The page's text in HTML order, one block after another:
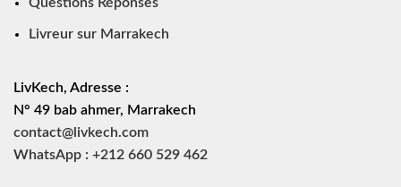
Livreur sur Marrakech
LivKech, Adresse :
N° 49 bab ahmer, Marrakech
contact@livkech.com
WhatsApp : +212 660 529 462